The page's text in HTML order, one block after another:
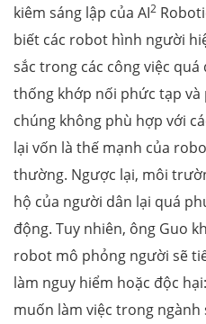
kiêm sáng lập của AI2
biết các robot hình người
sắc trong các công việc
thống khớp nối phức tạp
chúng không phù hợp với
lại vốn là thế mạnh của
thường. Ngược lại, môi
hộ của người dân lại quá
động. Tuy nhiên, ông Guo
robot mô phỏng người sẽ
làm nguy hiểm hoặc độc
muốn làm việc trong ngành